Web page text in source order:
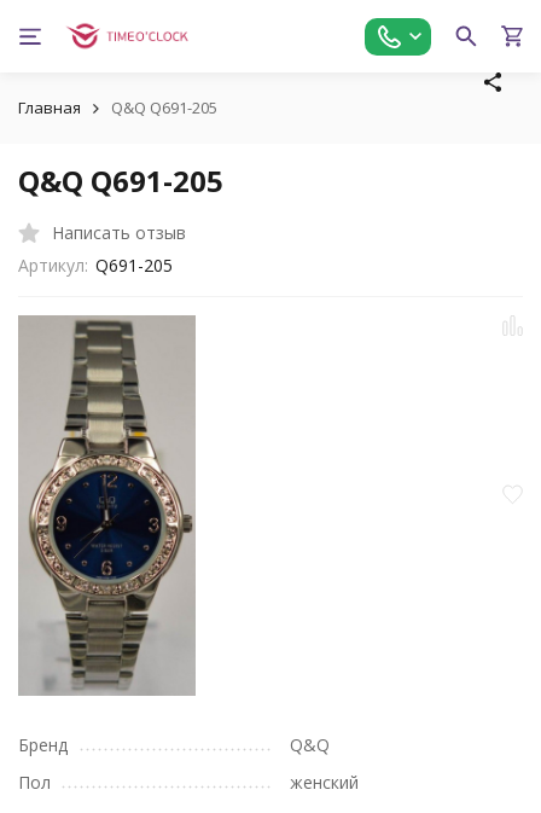
Главная Q&Q Q691-205
Q&Q Q691-205
Написать отзыв
Артикул: Q691-205
Бренд
Q&Q
Пол
женский